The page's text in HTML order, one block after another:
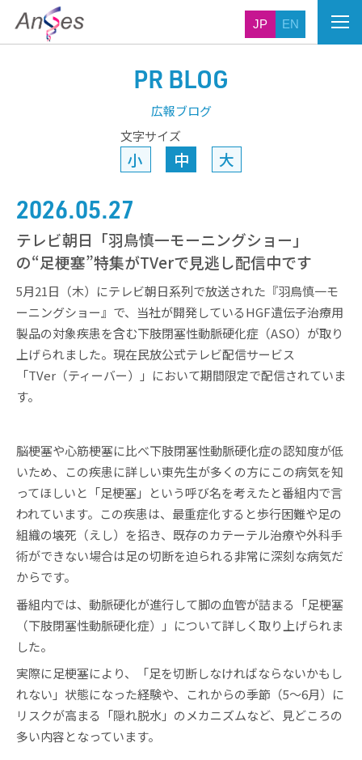
JP EN
PR BLOG
広報ブログ
文字サイズ
小 中 大
2026.05.27
テレビ朝日「羽鳥慎一モーニングショー」
の“足梗塞”特集がTVerで見逃し配信中です
5月21日（木）にテレビ朝日系列で放送された『羽鳥慎一モ
ーニングショー』で、当社が開発しているHGF遺伝子治療用
製品の対象疾患を含む下肢閉塞性動脈硬化症（ASO）が取り
上げられました。現在民放公式テレビ配信サービス
「TVer（ティーバー）」において期間限定で配信されていま
す。
脳梗塞や心筋梗塞に比べ下肢閉塞性動脈硬化症の認知度が低
いため、この疾患に詳しい東先生が多くの方にこの病気を知
ってほしいと「足梗塞」という呼び名を考えたと番組内で言
われています。この疾患は、最重症化すると歩行困難や足の
組織の壊死（えし）を招き、既存のカテーテル治療や外科手
術ができない場合は足の切断を迫られる非常に深刻な病気だ
からです。
番組内では、動脈硬化が進行して脚の血管が詰まる「足梗塞
（下肢閉塞性動脈硬化症）」について詳しく取り上げられま
した。
実際に足梗塞により、「足を切断しなければならないかもし
れない」状態になった経験や、これからの季節（5〜6月）に
リスクが高まる「隠れ脱水」のメカニズムなど、見どころの
多い内容となっています。